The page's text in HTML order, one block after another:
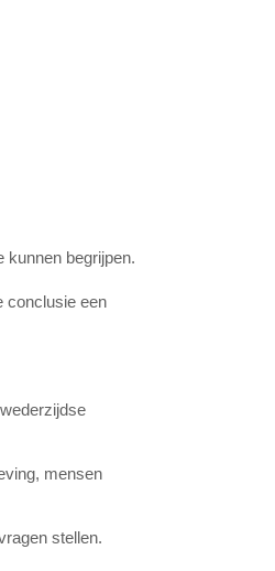
kunnen begrijpen.
conclusie een
mensen
stellen.